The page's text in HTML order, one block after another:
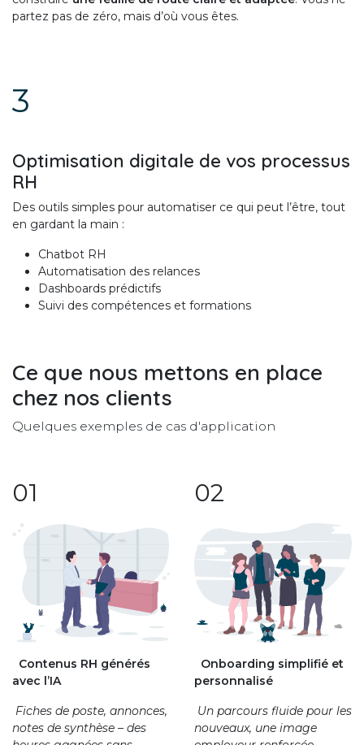
partez pas de zéro, mais d’où vous êtes.
3
Optimisation digitale de vos processus
RH
Des outils simples pour automatiser ce qui peut l’être, tout
en gardant la main :
Chatbot RH
Automatisation des relances
Dashboards prédictifs
Suivi des compétences et formations
Ce que nous mettons en place
chez nos clients
Quelques exemples de cas d'application
01
Contenus RH générés
avec l’IA
Fiches de poste, annonces,
notes de synthèse – des
02
Onboarding simplifié et
personnalisé
Un parcours fluide pour les
nouveaux, une image